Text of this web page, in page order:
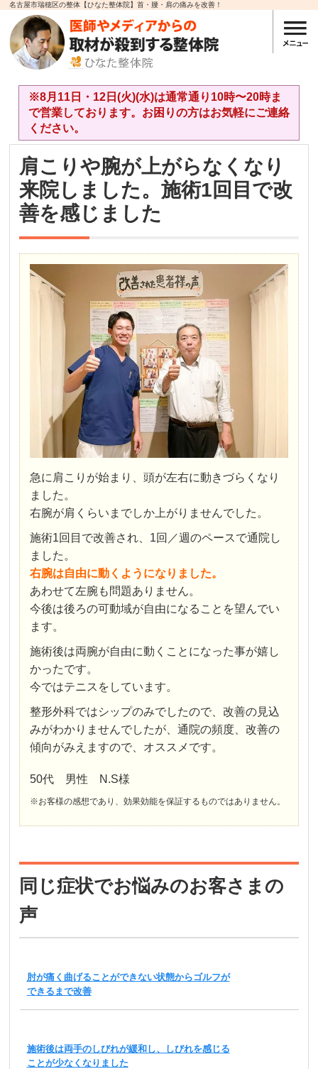
名古屋市瑞穂区の整体【ひなた整体院】首・腰・肩の痛みを改善！
※8月11日・12日(火)(水)は通常通り10時〜20時ま
で営業しております。お困りの方はお気軽にご連絡
ください。
肩こりや腕が上がらなくなり
来院しました。施術1回目で改
善を感じました
急に肩こりが始まり、頭が左右に動きづらくなり
ました。
右腕が肩くらいまでしか上がりませんでした。
施術1回目で改善され、1回／週のペースで通院し
ました。
右腕は自由に動くようになりました。
あわせて左腕も問題ありません。
今後は後ろの可動域が自由になることを望んでい
ます。
施術後は両腕が自由に動くことになった事が嬉し
かったです。
今ではテニスをしています。
整形外科ではシップのみでしたので、改善の見込
みがわかりませんでしたが、通院の頻度、改善の
傾向がみえますので、オススメです。
50代 男性 N.S様
※お客様の感想であり、効果効能を保証するものではありません。
同じ症状でお悩みのお客さまの
声
肘が痛く曲げることができない状態からゴルフが
できるまで改善
施術後は両手のしびれが緩和し、しびれを感じる
ことが少なくなりました